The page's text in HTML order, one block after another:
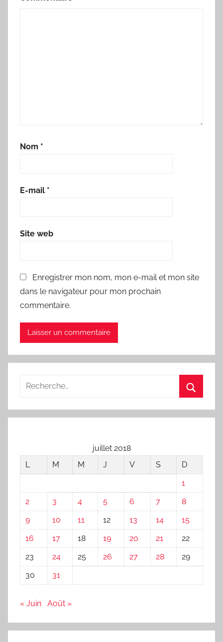
Nom *
E-mail *
Site web
Enregistrer mon nom, mon e-mail et mon site
dans le navigateur pour mon prochain
commentaire.
juillet 2018
L
M M J V S
D
1
2
3 4 5 6 7
8
9
10 11 12 13 14
15
16
17 18 19 20 21
22
23
24 25 26 27 28
29
30
31
« Juin Août »